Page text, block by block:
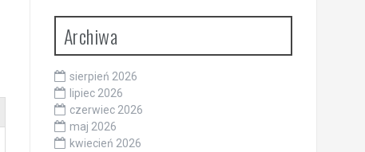
Archiwa
sierpień 2026
lipiec 2026
czerwiec 2026
maj 2026
kwiecień 2026